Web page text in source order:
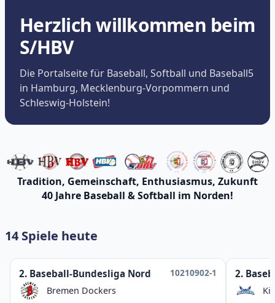
Herzlich willkommen beim
S/HBV
Die Portalseite für Baseball, Softball und Baseball5
in Hamburg, Mecklenburg-Vorpommern und
Schleswig-Holstein!
Tradition, Gemeinschaft, Enthusiasmus, Zukunft
40 Jahre Baseball & Softball im Norden!
14 Spiele heute
2. Baseball-Bundesliga Nord
10210902-1
Bremen Dockers
2.